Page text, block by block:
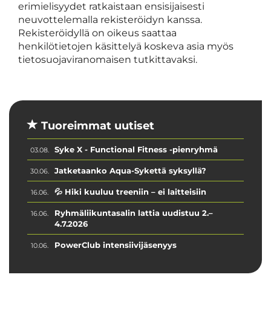
erimielisyydet ratkaistaan ensisijaisesti
neuvottelemalla rekisteröidyn kanssa.
Rekisteröidyllä on oikeus saattaa
henkilötietojen käsittelyä koskeva asia myös
tietosuojaviranomaisen tutkittavaksi.
Tuoreimmat uutiset
03.08. Syke X - Functional Fitness -pienryhmä
30.06. Jatketaanko Aqua-Sykettä syksyllä?
16.06. 💦 Hiki kuuluu treeniin – ei laitteisiin
16.06.
Ryhmäliikuntasalin lattia uudistuu 2.–
4.7.2026
10.06. PowerClub intensiivijäsenyys